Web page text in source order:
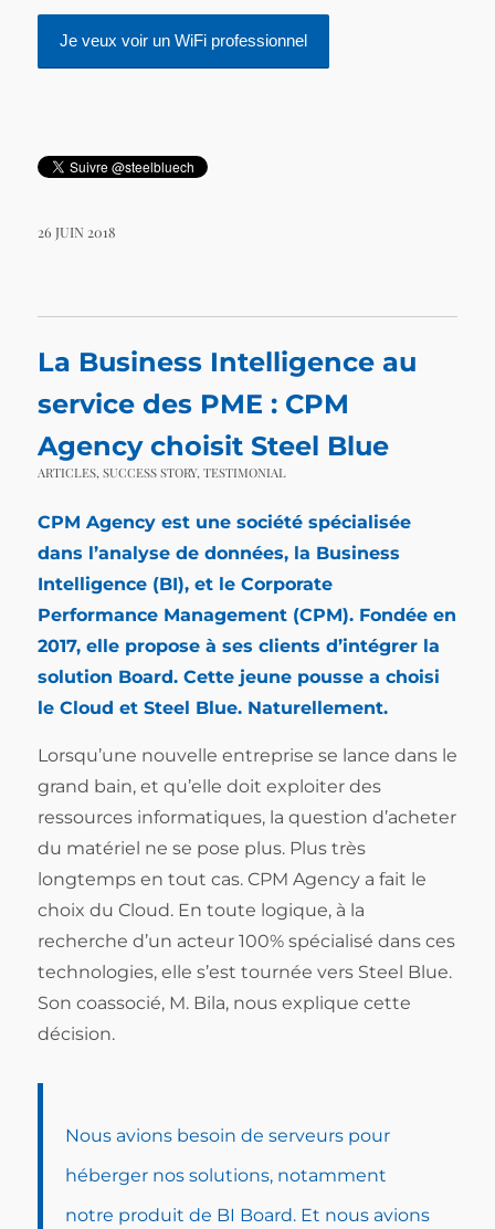
26 JUIN 2018
La Business Intelligence au
service des PME : CPM
Agency choisit Steel Blue
ARTICLES, SUCCESS STORY, TESTIMONIAL
CPM Agency est une société spécialisée
dans l’analyse de données, la Business
Intelligence(BI), et le Corporate
Performance Management (CPM). Fondée en
2017, elle propose à ses clients d’intégrer la
solution Board. Cette jeune pousse a choisi
le Cloud et Steel Blue. Naturellement.
Lorsqu’une nouvelle entreprise se lance dans le
grand bain, et qu’elle doit exploiter des
ressources informatiques, la question d’acheter
du matériel ne se pose plus. Plus très
longtemps en tout cas. CPM Agency a fait le
choix du Cloud. En toute logique, à la
recherche d’un acteur 100% spécialisé dans ces
technologies, elle s’est tournée vers Steel Blue.
Son coassocié, M. Bila, nous explique cette
décision.
Nous avions besoin de serveurs pour
héberger nos solutions, notamment
notre produit de BI Board. Et nous avions